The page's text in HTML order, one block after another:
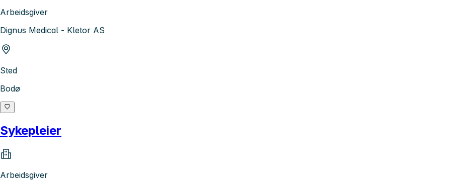
Arbeidsgiver
Dignus Medical - Kletor AS
Sted
Bodø
Sykepleier
Arbeidsgiver